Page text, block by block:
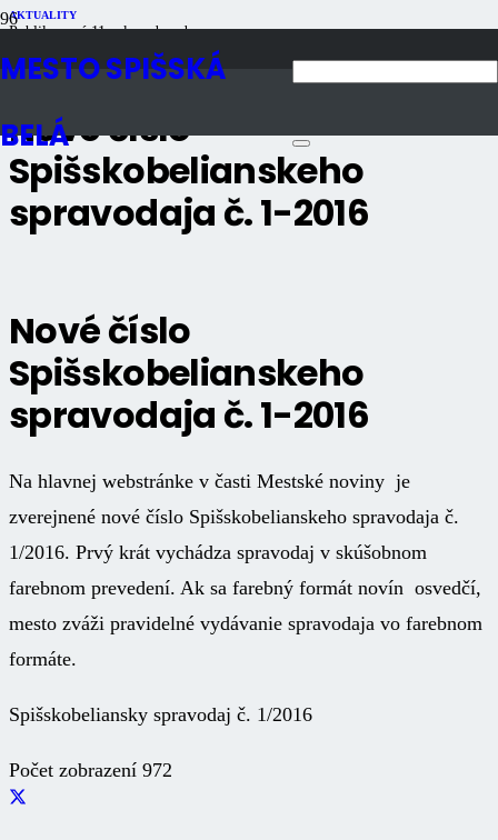
MESTO SPIŠSKÁ
BELÁ
AKTUALITY
Publikované11 rokov dozadu
Nové číslo
Spišskobelianskeho
spravodaja č. 1-2016
Nové číslo
Spišskobelianskeho
spravodaja č. 1-2016
Na hlavnej webstránke v časti Mestské noviny je
zverejnené nové číslo Spišskobelianskeho spravodaja č.
1/2016. Prvý krát vychádza spravodaj v skúšobnom
farebnom prevedení. Ak sa farebný formát novín osvedčí,
mesto zváži pravidelné vydávanie spravodaja vo farebnom
formáte.
Spišskobeliansky spravodaj č. 1/2016
Počet zobrazení 972